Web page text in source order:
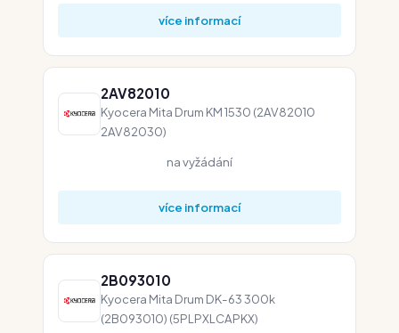
více informací
2AV82010
Kyocera Mita Drum KM 1530 (2AV82010
2AV82030)
na vyžádání
více informací
2B093010
Kyocera Mita Drum DK-63 300k
(2B093010) (5PLPXLCAPKX)